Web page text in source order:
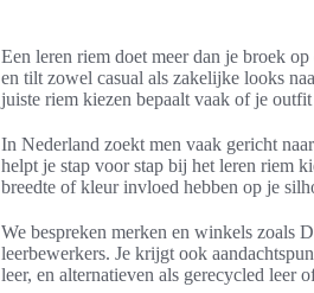
Een leren riem doet meer dan je broek
en tilt zowel casual als zakelijke looks
juiste riem kiezen bepaalt vaak of je
In Nederland zoekt men vaak gericht
helpt je stap voor stap bij het leren riem
breedte of kleur invloed hebben op je
We bespreken merken en winkels zoals
leerbewerkers. Je krijgt ook
leer, en alternatieven als gerecycled leer